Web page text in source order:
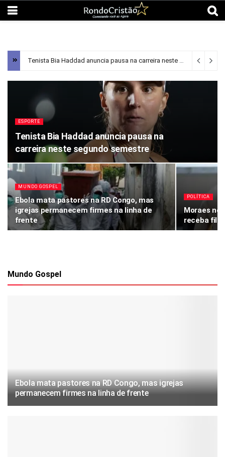
Tenista Bia Haddad anuncia pausa na carreira neste segundo semestre
ESPORTE
Tenista Bia Haddad anuncia pausa na
carreira neste segundo semestre
MUNDO GOSPEL
Ebola mata pastores na RD Congo, mas
igrejas permanecem firmes na linha de
frente
POLÍTICA
Moraes
receba
Mundo Gospel
Ebola mata pastores na RD Congo, mas igrejas
permanecem firmes na linha de frente